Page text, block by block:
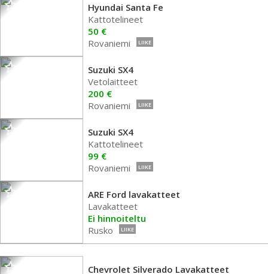
Hyundai Santa Fe
Kattotelineet
50 €
Rovaniemi
LIIKE
Suzuki SX4
Vetolaitteet
200 €
Rovaniemi
LIIKE
Suzuki SX4
Kattotelineet
99 €
Rovaniemi
LIIKE
ARE Ford lavakatteet
Lavakatteet
Ei hinnoiteltu
Rusko
LIIKE
Chevrolet Silverado Lavakatteet